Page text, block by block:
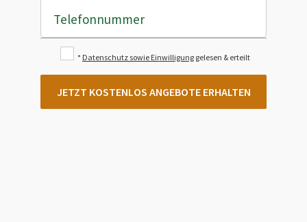
Telefonnummer
* Datenschutz sowie Einwilligung gelesen & erteilt
JETZT KOSTENLOS ANGEBOTE ERHALTEN